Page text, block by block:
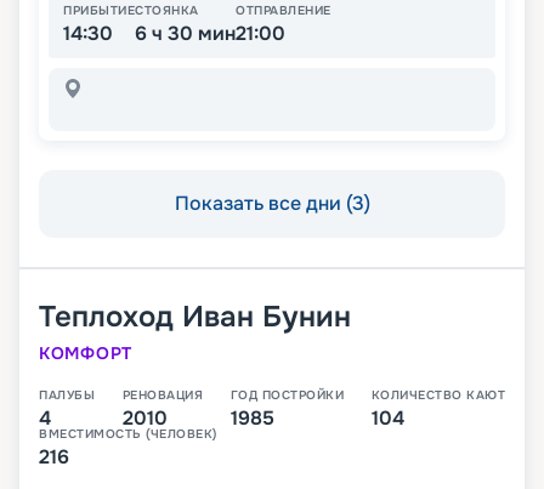
ПРИБЫТИЕ
14:30
СТОЯНКА
6 ч 30 мин
ОТПРАВЛЕНИЕ
21:00
Показать все дни (3)
Теплоход Иван Бунин
КОМФОРТ
ПАЛУБЫ
4
РЕНОВАЦИЯ
2010
ГОД ПОСТРОЙКИ
1985
КОЛИЧЕСТВО КАЮТ
104
ВМЕСТИМОСТЬ (ЧЕЛОВЕК)
216